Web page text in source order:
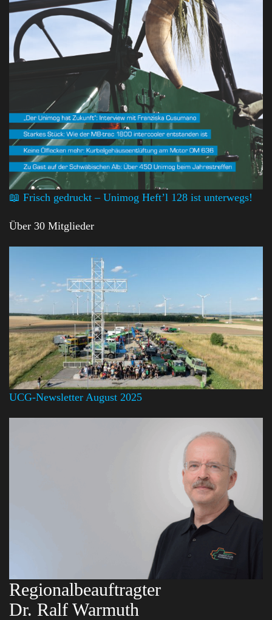
📖 Frisch gedruckt – Unimog Heft’l 128 ist unterwegs!
Über 30 Mitglieder
UCG-Newsletter August 2025
Regionalbeauftragter
Dr. Ralf Warmuth